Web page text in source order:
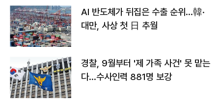
AI 반도체가 뒤집은 수출 순위…韓·
대만, 사상 첫 日 추월
경찰, 9월부터 '제 가족 사건' 못 맡는
다…수사인력 881명 보강